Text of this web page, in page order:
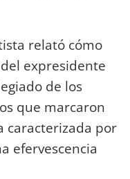
relató cómo
expresidente
de los
que marcaron
caracterizada por
efervescencia